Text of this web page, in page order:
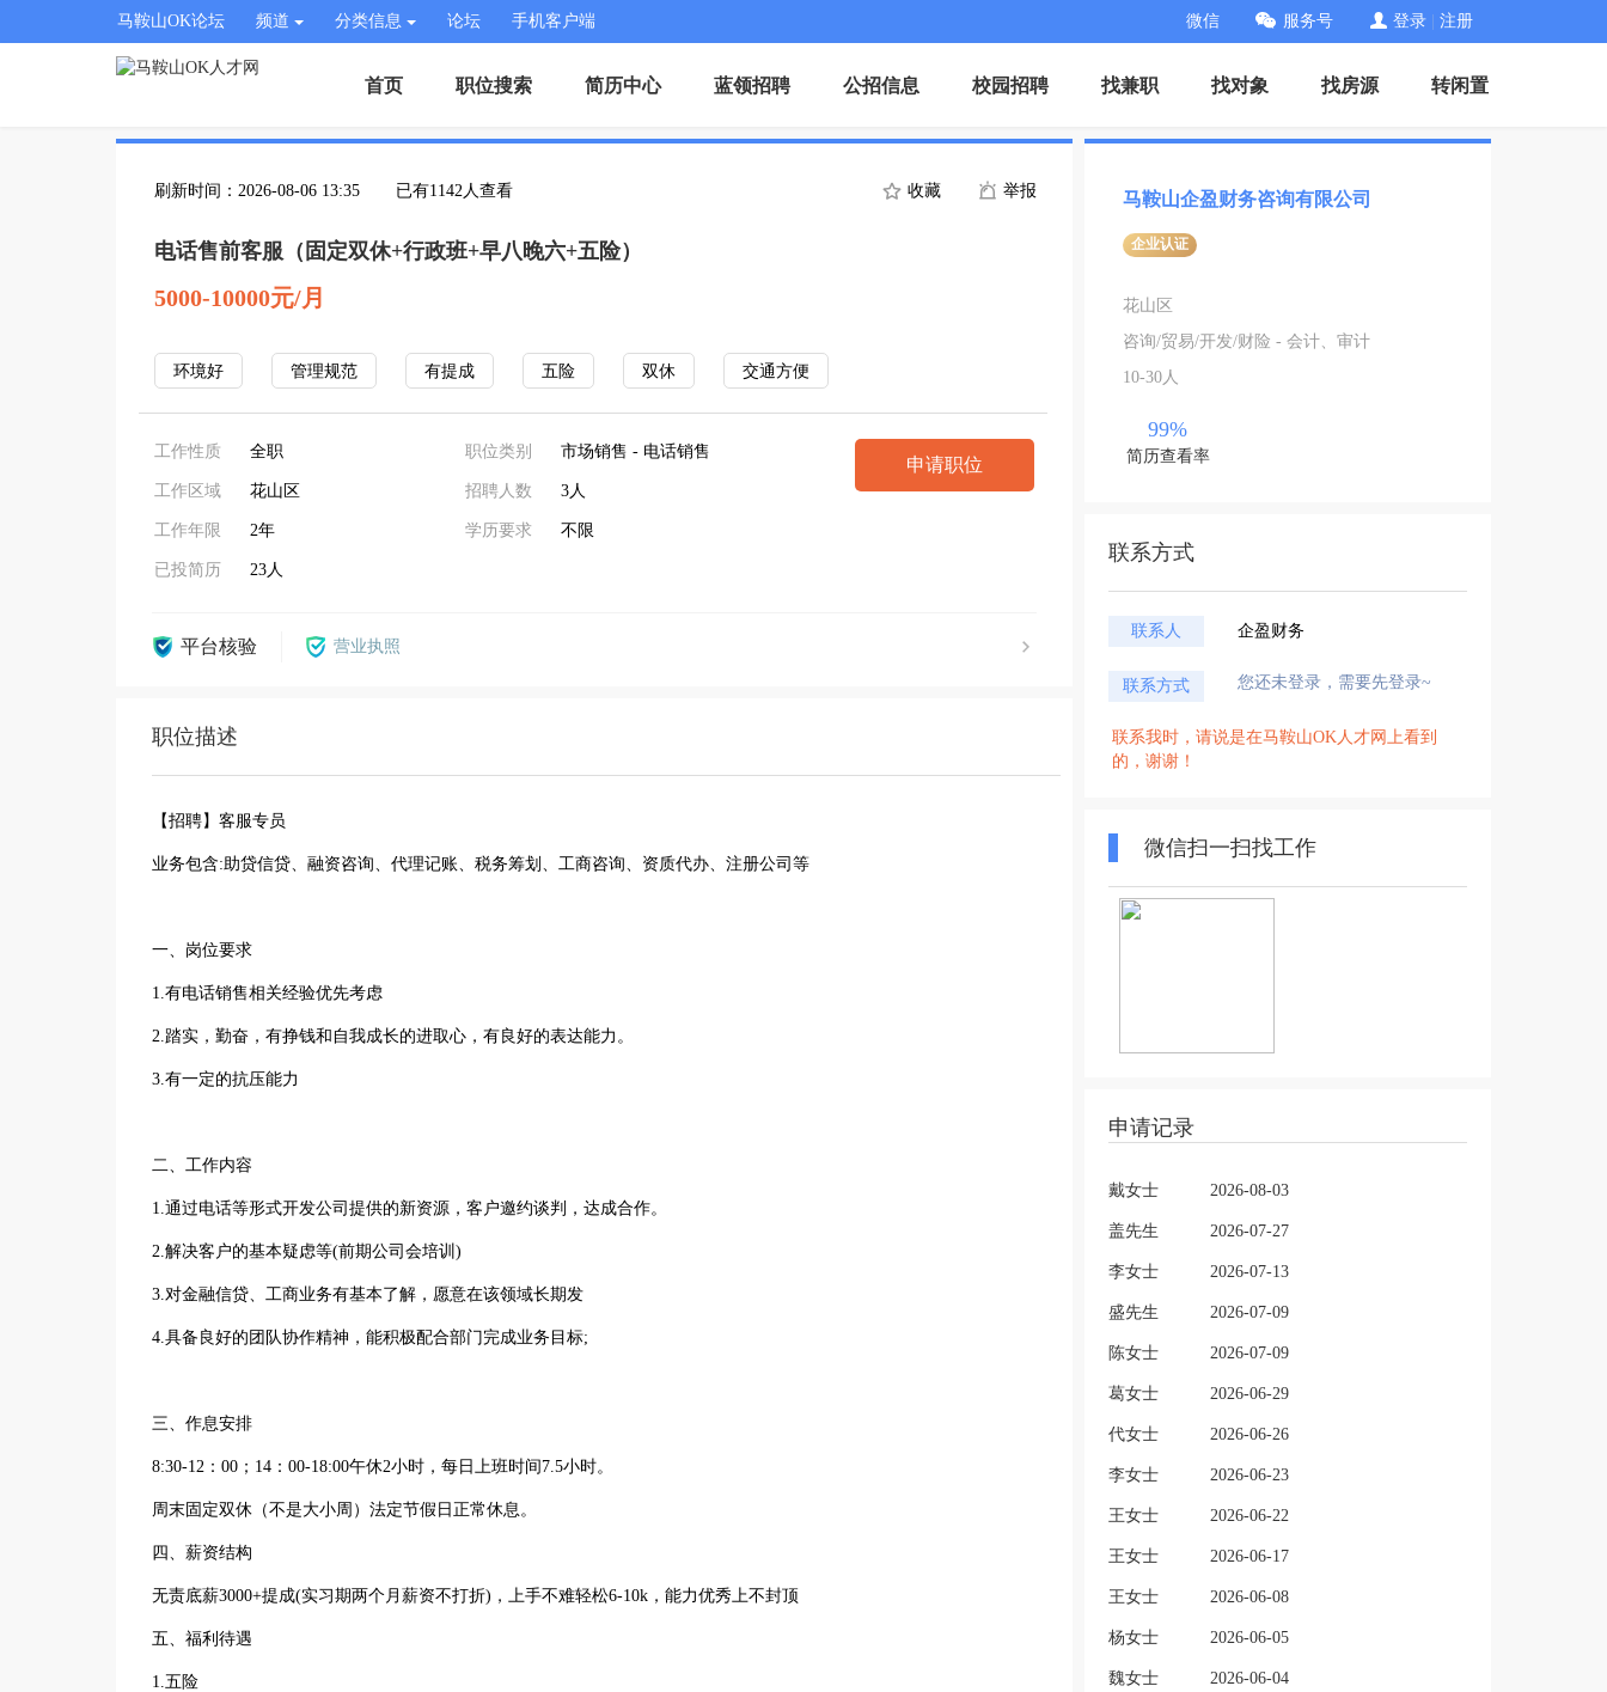
马鞍山OK论坛 频道 分类信息 论坛 手机客户端 微信 服务号 登录 注册
首页 职位搜索 简历中心 蓝领招聘 公招信息 校园招聘 找兼职 找对象 找房源 转闲置
刷新时间：2026-08-06 13:35 已有1142人查看 收藏 举报
电话售前客服（固定双休+行政班+早八晚六+五险）
5000-10000元/月
环境好 管理规范 有提成 五险 双休 交通方便
工作性质 全职
工作区域 花山区
工作年限 2年
已投简历 23人
职位类别 市场销售 - 电话销售
招聘人数 3人
学历要求 不限
申请职位
平台核验 营业执照
职位描述
【招聘】客服专员
业务包含:助贷信贷、融资咨询、代理记账、税务筹划、工商咨询、资质代办、注册公司等
一、岗位要求
1.有电话销售相关经验优先考虑
2.踏实，勤奋，有挣钱和自我成长的进取心，有良好的表达能力。
3.有一定的抗压能力
二、工作内容
1.通过电话等形式开发公司提供的新资源，客户邀约谈判，达成合作。
2.解决客户的基本疑虑等(前期公司会培训)
3.对金融信贷、工商业务有基本了解，愿意在该领域长期发
4.具备良好的团队协作精神，能积极配合部门完成业务目标;
三、作息安排
8:30-12：00；14：00-18:00午休2小时，每日上班时间7.5小时。
周末固定双休（不是大小周）法定节假日正常休息。
四、薪资结构
无责底薪3000+提成(实习期两个月薪资不打折)，上手不难轻松6-10k，能力优秀上不封顶
五、福利待遇
1.五险
马鞍山企盈财务咨询有限公司
企业认证
花山区
咨询/贸易/开发/财险 - 会计、审计
10-30人
99%
简历查看率
联系方式
联系人 企盈财务
联系方式 您还未登录，需要先登录~
联系我时，请说是在马鞍山OK人才网上看到
的，谢谢！
微信扫一扫找工作
申请记录
戴女士 2026-08-03
盖先生 2026-07-27
李女士 2026-07-13
盛先生 2026-07-09
陈女士 2026-07-09
葛女士 2026-06-29
代女士 2026-06-26
李女士 2026-06-23
王女士 2026-06-22
王女士 2026-06-17
王女士 2026-06-08
杨女士 2026-06-05
魏女士 2026-06-04